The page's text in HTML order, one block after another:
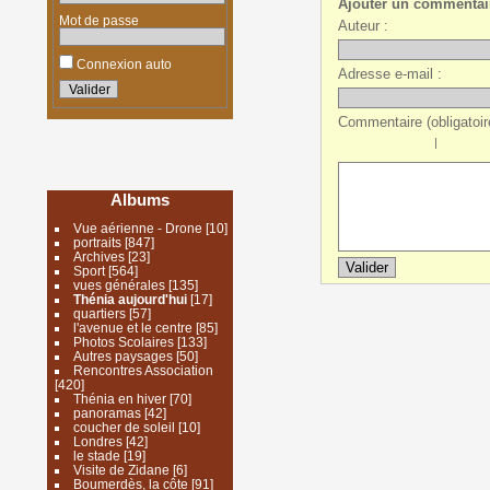
Mot de passe
Connexion auto
Albums
Vue aérienne - Drone [10]
portraits[847]
Archives [23]
Sport[564]
vues générales[135]
Thénia aujourd'hui[17]
quartiers[57]
l'avenue et le centre [85]
Photos Scolaires[133]
Autres paysages[50]
Rencontres Association
[420]
Thénia en hiver[70]
panoramas[42]
coucher de soleil [10]
Londres[42]
le stade [19]
Visite de Zidane [6]
Boumerdès, la côte [91]
Ajouter un
Auteur :
Adresse e-mail :
Commentaire
|